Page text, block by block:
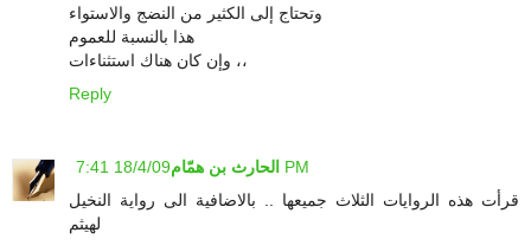
وتحتاج إلى الكثير من النضج والاستواء
هذا بالنسبة للعموم
وإن كان هناك استثناءات ،،
Reply
الحارث بن همّام 18/4/09 7:41 PM
قرأت هذه الروايات الثلاث جميعها .. بالاضافية الى رواية النخيل
لهيثم